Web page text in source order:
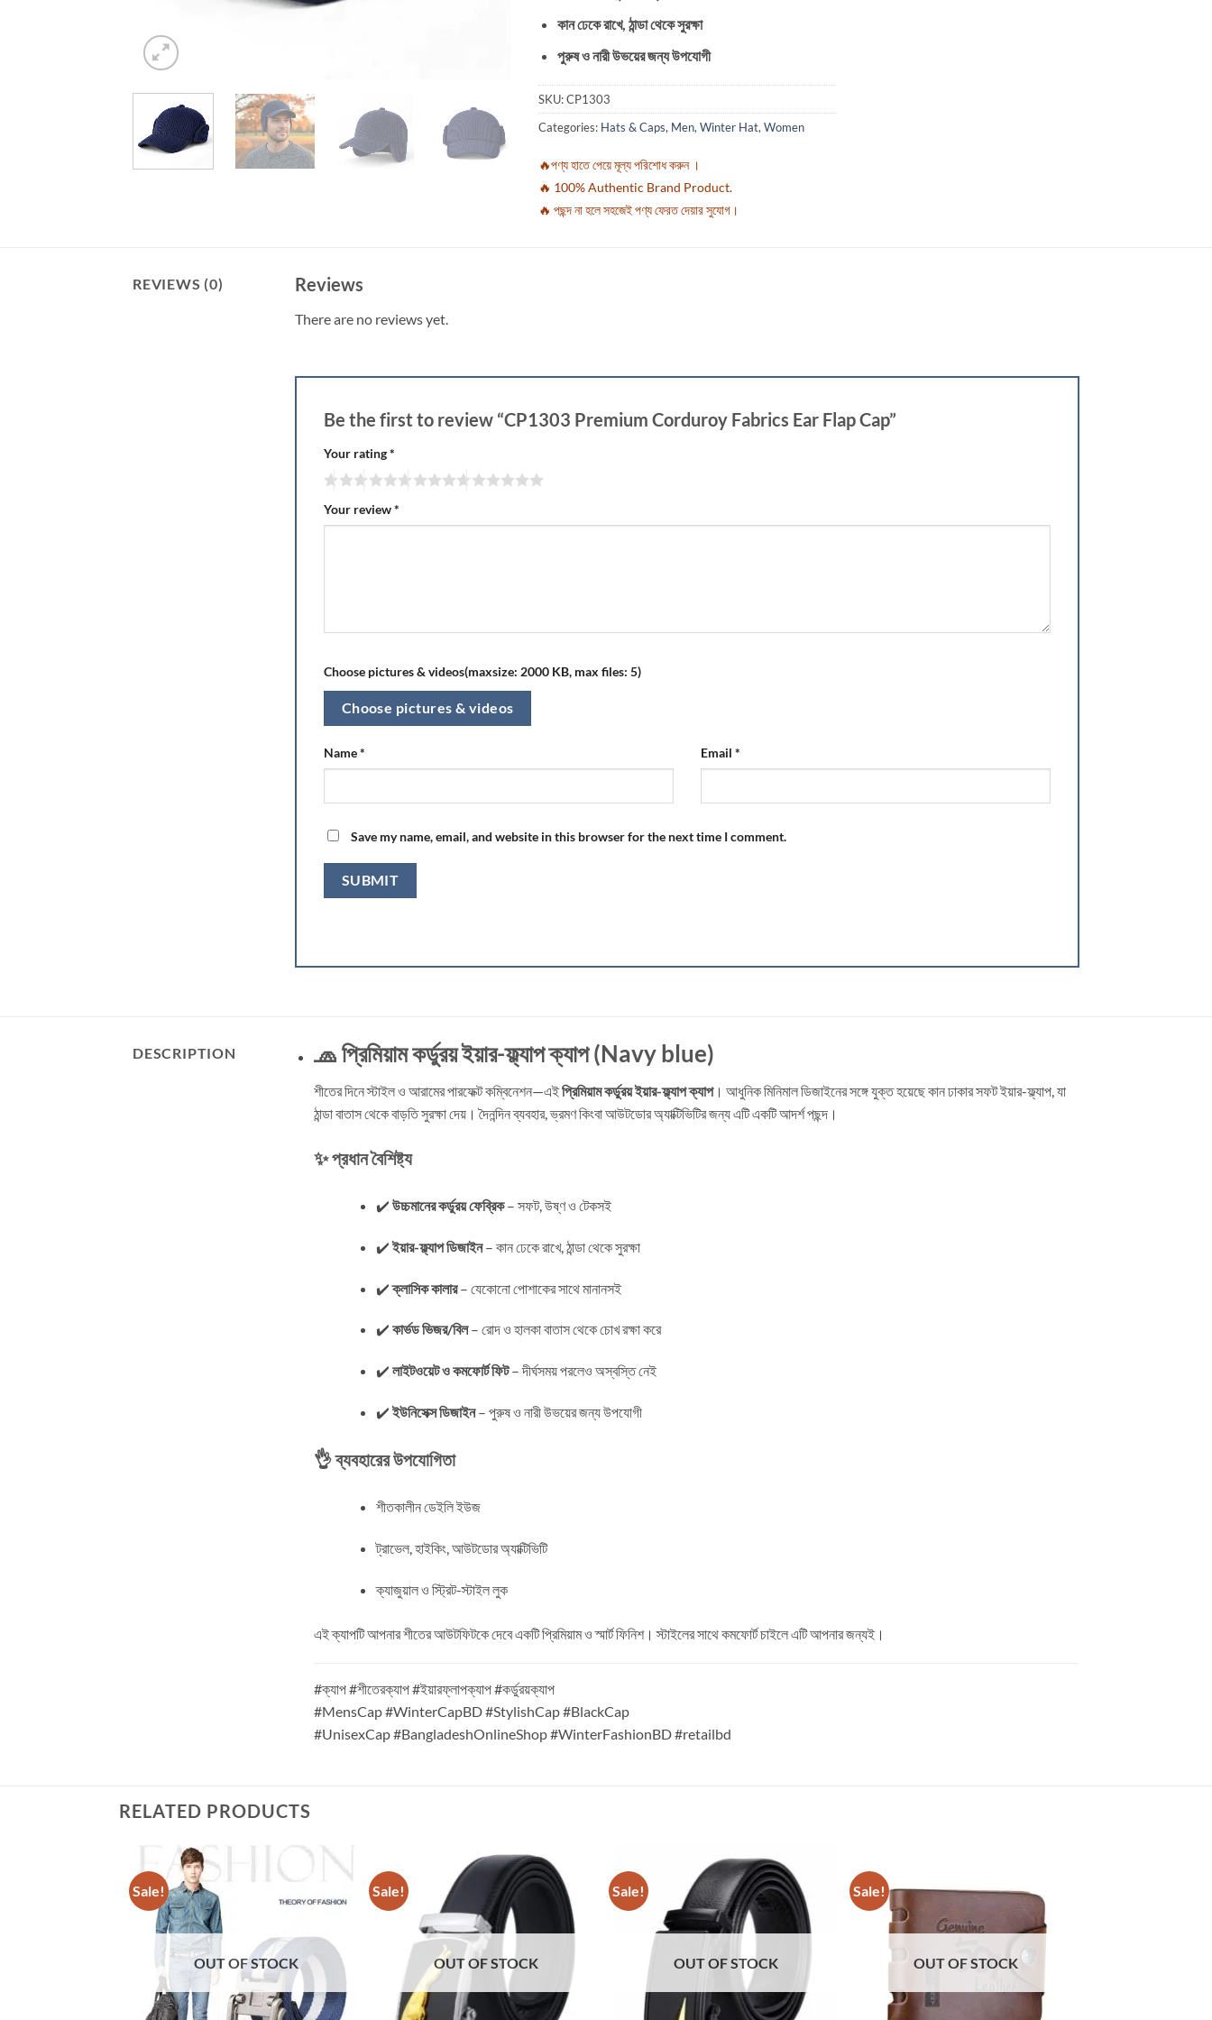
কান ঢেকে রাখে, ঠান্ডা থেকে সুরক্ষা
পুরুষ ও নারী উভয়ের জন্য উপযোগী
SKU:CP1303
Categories: Hats & Caps, Men,Winter Hat,Women
🔥পণ্য হাতে পেয়ে মূল্য পরিশোধ করুন ।
🔥 100% Authentic Brand Product.
🔥 পছন্দ না হলে সহজেই পণ্য ফেরত দেয়ার সুযোগ।
REVIEWS (0) Reviews
There are no reviews yet.
Be the first to review “CP1303 Premium Corduroy Fabrics Ear Flap Cap”
Your rating*
Your review*
Choose pictures & videos(maxsize: 2000 KB, max files: 5)
Choose pictures & videos
Name* Email *
Save my name, email, and website in this browser for the next time I comment.
DESCRIPTION 🧢 প্রিমিয়াম কর্ডুরয় ইয়ার-ফ্ল্যাপ ক্যাপ (Navy blue)
শীতের দিনে স্টাইল ও আরামের পারফেক্ট কম্বিনেশন—এইপ্রিমিয়াম কর্ডুরয় ইয়ার-ফ্ল্যাপ ক্যাপ। আধুনিক মিনিমাল ডিজাইনের সঙ্গে যুক্ত হয়েছে কান ঢাকার সফট ইয়ার-ফ্ল্যাপ, যা
ঠান্ডা বাতাস থেকে বাড়তি সুরক্ষা দেয়। দৈনন্দিন ব্যবহার, ভ্রমণ কিংবা আউটডোর অ্যাক্টিভিটির জন্য এটি একটি আদর্শ পছন্দ।
✨ প্রধান বৈশিষ্ট্য
✔️ উচ্চমানের কর্ডুরয় ফেব্রিক– সফট, উষ্ণ ও টেকসই
✔️ ইয়ার-ফ্ল্যাপ ডিজাইন– কান ঢেকে রাখে, ঠান্ডা থেকে সুরক্ষা
✔️ক্লাসিক কালার– যেকোনো পোশাকের সাথে মানানসই
✔️ কার্ভড ভিজর/বিল– রোদ ও হালকা বাতাস থেকে চোখ রক্ষা করে
✔️ লাইটওয়েট ও কমফোর্ট ফিট– দীর্ঘসময় পরলেও অস্বস্তি নেই
✔️ ইউনিসেক্স ডিজাইন– পুরুষ ও নারী উভয়ের জন্য উপযোগী
👌 ব্যবহারের উপযোগিতা
শীতকালীন ডেইলি ইউজ
ট্রাভেল, হাইকিং, আউটডোর অ্যাক্টিভিটি
ক্যাজুয়াল ও স্ট্রিট-স্টাইল লুক
এই ক্যাপটি আপনার শীতের আউটফিটকে দেবে একটি প্রিমিয়াম ও স্মার্ট ফিনিশ। স্টাইলের সাথে কমফোর্ট চাইলে এটি আপনার জন্যই।
#ক্যাপ #শীতেরক্যাপ #ইয়ারফ্লাপক্যাপ #কর্ডুরয়ক্যাপ
#MensCap #WinterCapBD #StylishCap #BlackCap
#UnisexCap #BangladeshOnlineShop #WinterFashionBD #retailbd
RELATED PRODUCTS
Sale!
OUT OF STOCK
Sale!
OUT OF STOCK
Sale!
OUT OF STOCK
Sale!
OUT OF STOCK